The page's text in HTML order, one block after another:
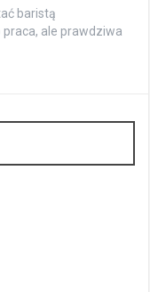
baristą
ale prawdziwa